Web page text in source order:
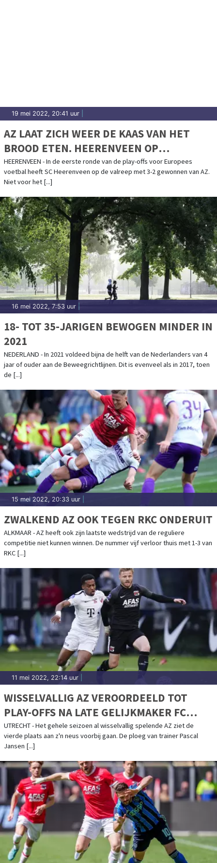
19 mei 2022, 20:41 uur
AZ LAAT ZICH WEER DE KAAS VAN HET
BROOD ETEN. HEERENVEEN OP
VOORSPRONG IN PLAY-OFFS
HEERENVEEN - In de eerste ronde van de play-offs voor Europees
voetbal heeft SC Heerenveen op de valreep met 3-2 gewonnen van AZ.
Niet voor het [...]
16 mei 2022, 7:53 uur
18- TOT 35-JARIGEN BEWOGEN MINDER IN
2021
NEDERLAND - In 2021 voldeed bijna de helft van de Nederlanders van 4
jaar of ouder aan de Beweegrichtlijnen. Dit is evenveel als in 2017, toen
de [...]
15 mei 2022, 20:33 uur
ZWALKEND AZ OOK TEGEN RKC ONDERUIT
ALKMAAR - AZ heeft ook zijn laatste wedstrijd van de reguliere
competitie niet kunnen winnen. De nummer vijf verloor thuis met 1-3 van
RKC [...]
11 mei 2022, 22:14 uur
WISSELVALLIG AZ VEROORDEELD TOT
PLAY-OFFS NA LATE GELIJKMAKER FC
UTRECHT
UTRECHT - Het gehele seizoen al wisselvallig spelende AZ ziet de
vierde plaats aan z'n neus voorbij gaan. De ploeg van trainer Pascal
Jansen [...]